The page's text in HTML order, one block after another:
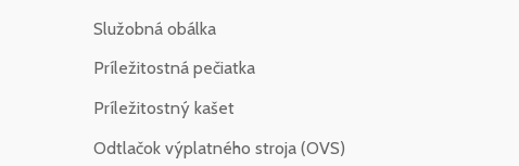
Služobná obálka
Príležitostná pečiatka
Príležitostný kašet
Odtlačok výplatného stroja (OVS)